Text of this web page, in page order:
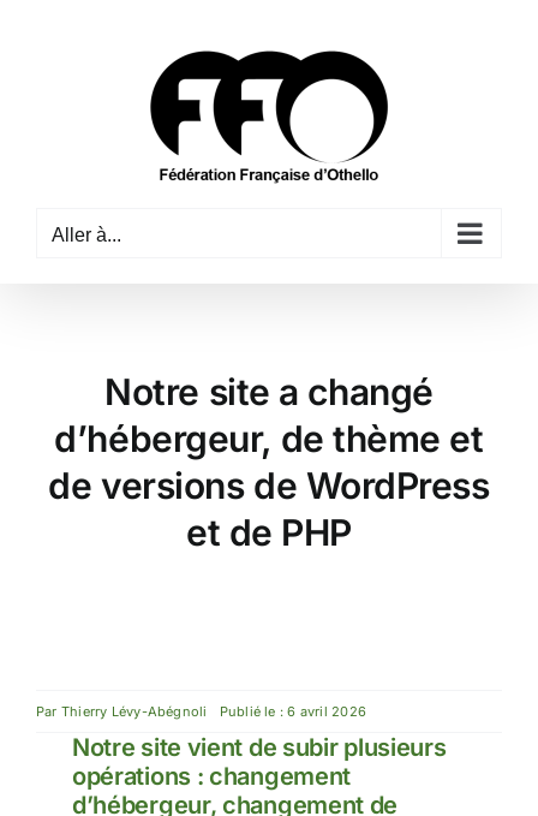
Aller à...
Notre site a changé
d’hébergeur, de thème et
de versions de WordPress
et de PHP
Par Thierry Lévy-Abégnoli Publié le : 6 avril 2026
Notre site vient de subir plusieurs
opérations : changement
d’hébergeur, changement de